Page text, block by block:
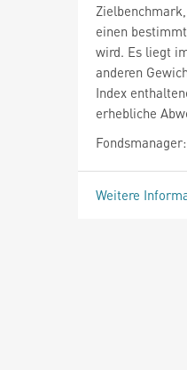
einen
wird. Es liegt
anderen
Index
erhebliche
Weitere